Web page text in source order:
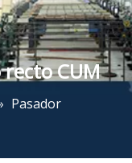
CUM
Pasador